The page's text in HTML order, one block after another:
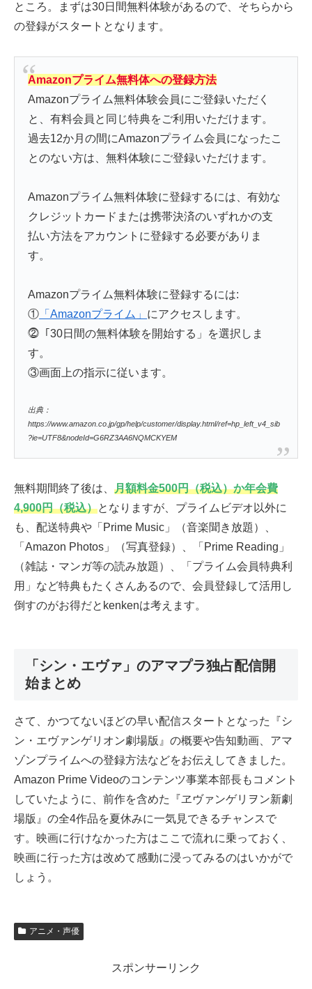
ところ。まずは30日間無料体験があるので、そちらから
の登録がスタートとなります。
Amazonプライム無料体への登録方法
Amazonプライム無料体験会員にご登録いただく
と、有料会員と同じ特典をご利用いただけます。
過去12か月の間にAmazonプライム会員になったこ
とのない方は、無料体験にご登録いただけます。
Amazonプライム無料体験に登録するには、有効な
クレジットカードまたは携帯決済のいずれかの支
払い方法をアカウントに登録する必要がありま
す。
Amazonプライム無料体験に登録するには:
① 「Amazonプライム」 にアクセスします。
⓶「30日間の無料体験を開始する」を選択しま
す。
③画面上の指示に従います。
出典：
https://www.amazon.co.jp/gp/help/customer/display.html/ref=hp_left_v4_sib
?ie=UTF8&nodeId=G6RZ3AA6NQMCKYEM
無料期間終了後は、 月額料金500円（税込）か年会費
4,900円（税込）となりますが、プライムビデオ以外に
も、配送特典や「Prime Music」（音楽聞き放題）、
「Amazon Photos」（写真登録）、「Prime Reading」
（雑誌・マンガ等の読み放題）、「プライム会員特典利
用」など特典もたくさんあるので、会員登録して活用し
倒すのがお得だとkenkenは考えます。
「シン・エヴァ」のアマプラ独占配信開
始まとめ
さて、かつてないほどの早い配信スタートとなった『シ
ン・エヴァンゲリオン劇場版』の概要や告知動画、アマ
ゾンプライムへの登録方法などをお伝えしてきました。
Amazon Prime Videoのコンテンツ事業本部長もコメント
していたように、前作を含めた『ヱヴァンゲリヲン新劇
場版』の全4作品を夏休みに一気見できるチャンスで
す。映画に行けなかった方はここで流れに乗っておく、
映画に行った方は改めて感動に浸ってみるのはいかがで
しょう。
アニメ・声優
スポンサーリンク